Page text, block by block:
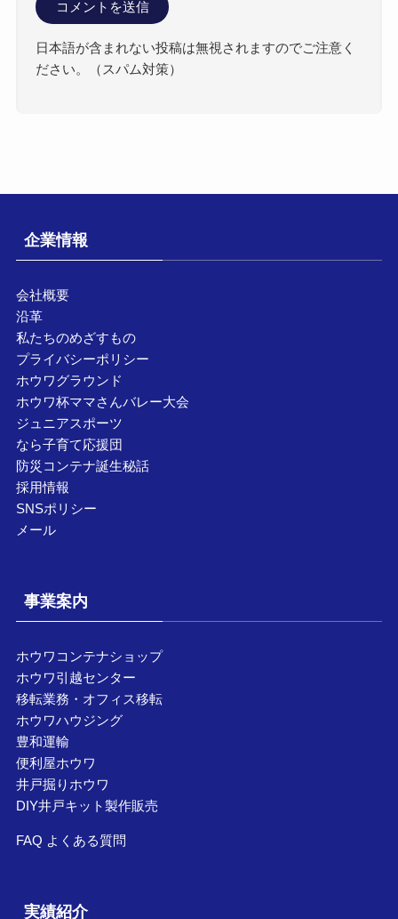
日本語が含まれない投稿は無視されますのでご注意く
ださい。（スパム対策）
企業情報
会社概要
沿革
私たちのめざすもの
プライバシーポリシー
ホウワグラウンド
ホウワ杯ママさんバレー大会
ジュニアスポーツ
なら子育て応援団
防災コンテナ誕生秘話
採用情報
SNSポリシー
メール
事業案内
ホウワコンテナショップ
ホウワ引越センター
移転業務・オフィス移転
ホウワハウジング
豊和運輸
便利屋ホウワ
井戸掘りホウワ
DIY井戸キット製作販売
FAQ よくある質問
実績紹介